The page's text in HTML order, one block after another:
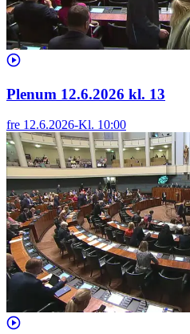
Plenum 12.6.2026 kl. 13
fre 12.6.2026-Kl. 10:00